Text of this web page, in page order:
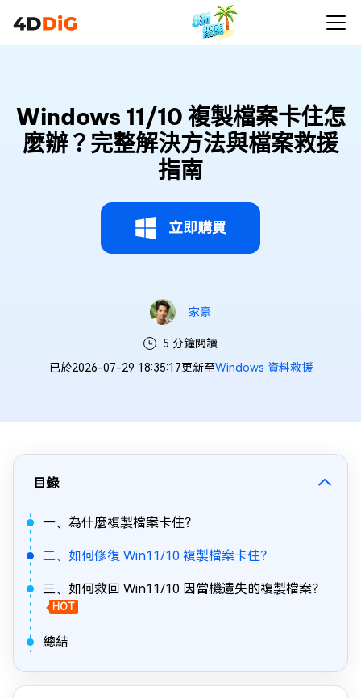
Windows 11/10 複製檔案卡住怎
麼辦？完整解決方法與檔案救援
指南
立即購買
家豪
5 分鐘閱讀
已於2026-07-29 18:35:17更新至Windows 資料救援
目錄
一、為什麼複製檔案卡住？
二、如何修復 Win11/10 複製檔案卡住？
三、如何救回 Win11/10 因當機遺失的複製檔案？
HOT
總結